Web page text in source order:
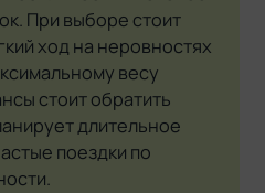
При выборе стоит
ход на неровностях
весу
стоит обратить
длительное
поездки по